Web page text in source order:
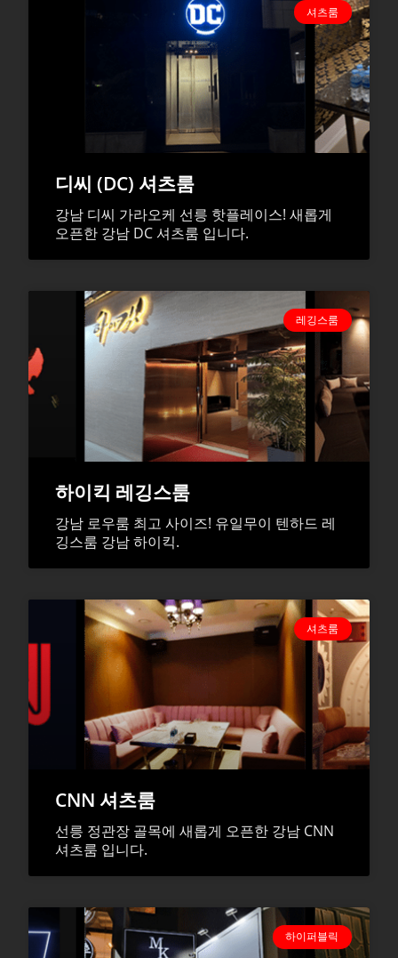
셔츠룸
디씨 (DC) 셔츠룸
강남 디씨 가라오케 선릉 핫플레이스! 새롭게
오픈한 강남 DC 셔츠룸 입니다.
레깅스룸
하이킥 레깅스룸
강남 로우룸 최고 사이즈! 유일무이 텐하드 레
깅스룸 강남 하이킥.
셔츠룸
CNN 셔츠룸
선릉 정관장 골목에 새롭게 오픈한 강남 CNN
셔츠룸 입니다.
하이퍼블릭